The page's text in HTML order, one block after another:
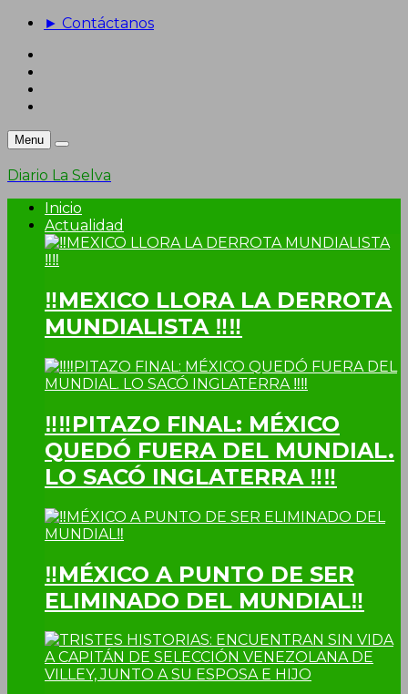
► Contáctanos
Menu
Diario La Selva
Inicio
Actualidad
‼MEXICO LLORA LA DERROTA
MUNDIALISTA ‼‼
‼‼PITAZO FINAL: MÉXICO
QUEDÓ FUERA DEL MUNDIAL.
LO SACÓ INGLATERRA ‼‼
‼MÉXICO A PUNTO DE SER
ELIMINADO DEL MUNDIAL‼